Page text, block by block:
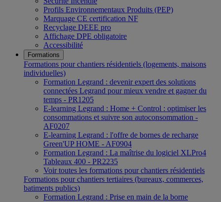
Profils Environnementaux Produits (PEP)
Marquage CE certification NF
Recyclage DEEE pro
Affichage DPE obligatoire
Accessibilité
Formations
Formations pour chantiers résidentiels (logements, maisons
individuelles)
Formation Legrand : devenir expert des solutions
connectées Legrand pour mieux vendre et gagner du
temps - PR1205
E-learning Legrand : Home + Control : optimiser les
consommations et suivre son autoconsommation -
AF0207
E-learning Legrand : l'offre de bornes de recharge
Green'UP HOME - AF0904
Formation Legrand : La maîtrise du logiciel XLPro4
Tableaux 400 - PR2235
Voir toutes les formations pour chantiers résidentiels
Formations pour chantiers tertiaires (bureaux, commerces,
batiments publics)
Formation Legrand : Prise en main de la borne